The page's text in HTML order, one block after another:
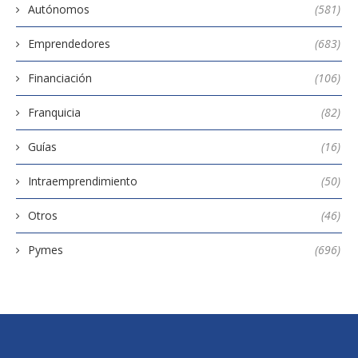
Autónomos (581)
Emprendedores (683)
Financiación (106)
Franquicia (82)
Guías (16)
Intraemprendimiento (50)
Otros (46)
Pymes (696)